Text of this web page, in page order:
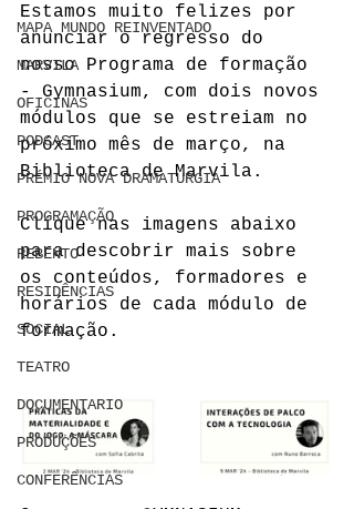
MAPA MUNDO REINVENTADO
MARVILA
OFICINAS
PODCAST
PRÉMIO NOVA DRAMATURGIA
PROGRAMAÇÃO
REBENTO
RESIDÊNCIAS
SOCIAL
TEATRO
DOCUMENTARIO
PRODUÇÕES
CONFERÊNCIAS
Estamos muito felizes por
anunciar o regresso do
nosso Programa de formação
- Gymnasium, com dois novos
módulos que se estreiam no
próximo mês de março, na
Biblioteca de Marvila.
Clique nas imagens abaixo
para descobrir mais sobre
os conteúdos, formadores e
horários de cada módulo de
formação.